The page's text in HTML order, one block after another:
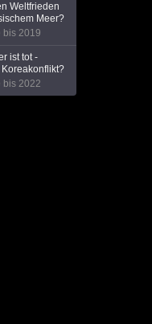
Weltfrieden
Meer?
bis 2019
ist tot -
bis 2022